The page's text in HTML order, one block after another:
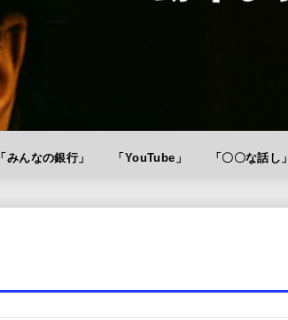
「みんなの銀行」 「YouTube」 「〇〇な話し」